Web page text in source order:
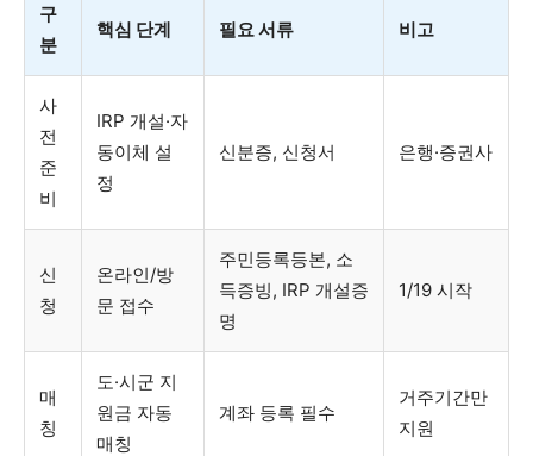
구
분
핵심 단계 필요 서류 비고
사
전
준
비
IRP 개설·자
동이체 설
정
신분증, 신청서 은행·증권사
신
청
온라인/방
문 접수
주민등록등본, 소
득증빙, IRP 개설증
명
1/19 시작
매
칭
도·시군 지
원금 자동
매칭
계좌 등록 필수
거주기간만
지원